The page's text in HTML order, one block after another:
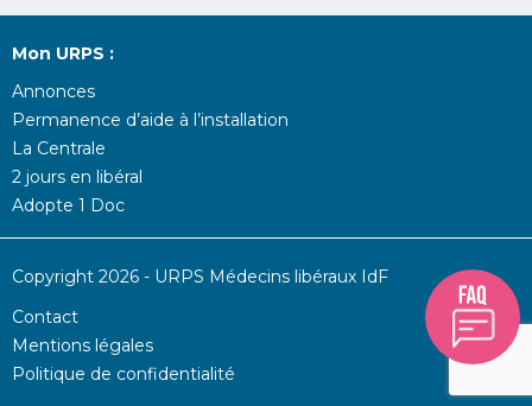
Mon URPS :
Annonces
Permanence d’aide à l’installation
La Centrale
2 jours en libéral
Adopte 1 Doc
Copyright 2026 - URPS Médecins libéraux IdF
Contact
Mentions légales
Politique de confidentialité